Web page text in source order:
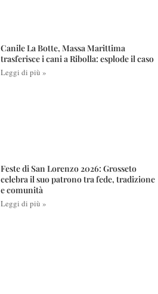
Canile La Botte, Massa Marittima
trasferisce i cani a Ribolla: esplode il caso
Leggi di più »
Feste di San Lorenzo 2026: Grosseto
celebra il suo patrono tra fede, tradizione
e comunità
Leggi di più »